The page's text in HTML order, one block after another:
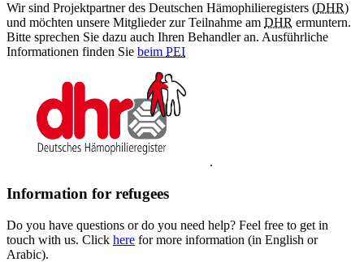
Wir sind Projektpartner des Deutschen Hämophilieregisters (DHR)
und möchten unsere Mitglieder zur Teilnahme am DHR ermuntern.
Bitte sprechen Sie dazu auch Ihren Behandler an. Ausführliche
Informationen finden Sie beim PEI
.
Information for refugees
Do you have questions or do you need help? Feel free to get in
touch with us. Click here for more information (in English or
Arabic).